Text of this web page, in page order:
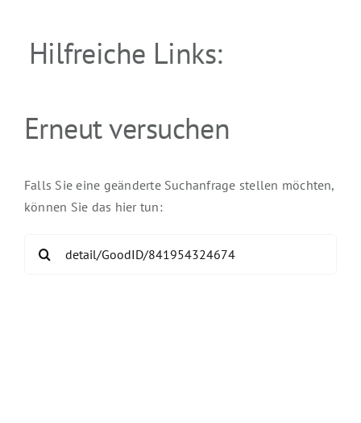
Hilfreiche Links:
Erneut versuchen
Falls Sie eine geänderte Suchanfrage stellen möchten,
können Sie das hier tun: